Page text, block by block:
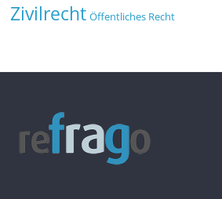
Zivilrecht Öffentliches Recht